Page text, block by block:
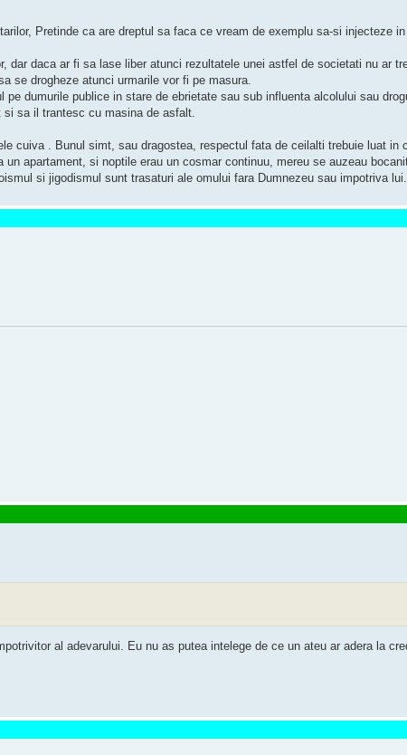
Pretinde ca are dreptul sa faca ce vream de exemplu sa-si injecteze
dar daca ar fi sa lase liber atunci rezultatele unei astfel de societati nu ar
se drogheze atunci urmarile vor fi pe masura.
dumurile publice in stare de ebrietate sau sub influenta alcolului sau
sa il trantesc cu masina de asfalt.
cuiva . Bunul simt, sau dragostea, respectul fata de ceilalti trebuie luat in
apartament, si noptile erau un cosmar continuu, mereu se auzeau
si jigodismul sunt trasaturi ale omului fara Dumnezeu sau impotriva lui.
al adevarului. Eu nu as putea intelege de ce un ateu ar adera la